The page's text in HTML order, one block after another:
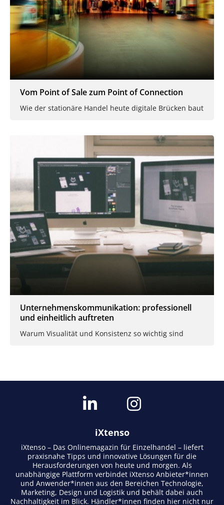
Vom Point of Sale zum Point of Connection
Wie der stationäre Handel heute digitale Brücken baut
Unternehmenskommunikation: professionell
und einheitlich auftreten
Warum Visualität und Konsistenz so wichtig sind
iXtenso
iXtenso – Das Onlinemagazin für Einzelhandel – liefert
praxisnahe Tipps und innovative Lösungen für die
Herausforderungen von heute und morgen. Als
unabhängige Plattform verbindet iXtenso Anbieter*innen
und Anwender*innen aus den Bereichen Technologie,
Marketing, Design und Logistik und behält dabei auch
Nachhaltigkeit im Blick. Händler*innen finden hier nicht nur